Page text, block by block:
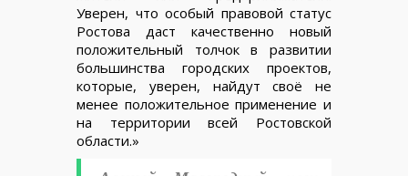
Уверен, что особый правовой статус
Ростова даст качественно новый
положительный толчок в развитии
большинства городских проектов,
которые, уверен, найдут своё не
менее положительное применение и
на территории всей Ростовской
области.»